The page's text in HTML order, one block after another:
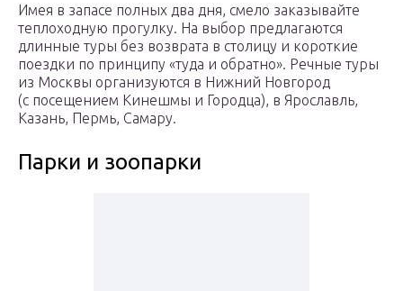
Имея в запасе полных два дня, смело заказывайте
теплоходную прогулку. На выбор предлагаются
длинные туры без возврата в столицу и короткие
поездки по принципу «туда и обратно». Речные туры
из Москвы организуются в Нижний Новгород
(с посещением Кинешмы и Городца), в Ярославль,
Казань, Пермь, Самару.
Парки и зоопарки